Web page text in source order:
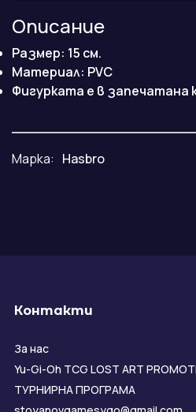
Описание
Размер: 15 см.
Maтериал: PVC
Фигурката е в запечатана
Марка: Hasbro
Контакти
За нас
Yu-Gi-Oh TCG LOST ART
ТУРНИРНА ПРОГРАМА